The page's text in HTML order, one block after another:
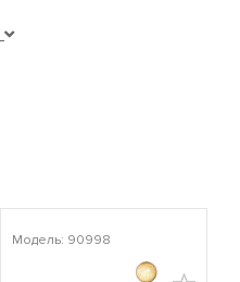
Модель: 90998